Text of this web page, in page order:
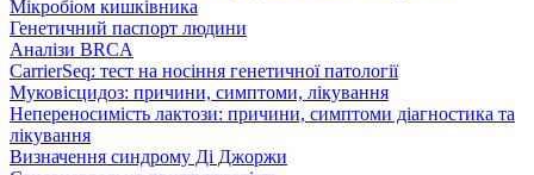
Мікробіом кишківника
Генетичний паспорт людини
Аналізи BRCA
CarrierSeq: тест на носіння генетичної патології
Муковісцидоз: причини, симптоми, лікування
Непереносимість лактози: причини, симптоми діагностика та
лікування
Визначення синдрому Ді Джоржи